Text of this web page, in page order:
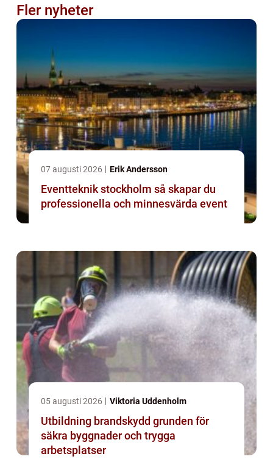
Fler nyheter
07 augusti 2026 Erik Andersson
Eventteknik stockholm så skapar du
professionella och minnesvärda event
05 augusti 2026 Viktoria Uddenholm
Utbildning brandskydd grunden för
säkra byggnader och trygga
arbetsplatser